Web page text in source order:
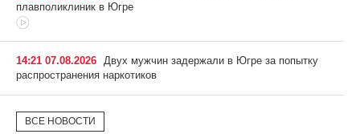
плавполиклиник в Югре
14:21 07.08.2026 Двух мужчин задержали в Югре за попытку
распространения наркотиков
ВСЕ НОВОСТИ